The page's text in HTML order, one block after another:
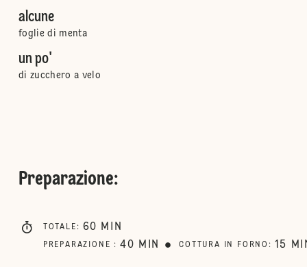
alcune
foglie di menta
un po'
di zucchero a velo
Preparazione:
TOTALE : 60 MIN
PREPARAZIONE : 40 MIN COTTURA IN FORNO : 15